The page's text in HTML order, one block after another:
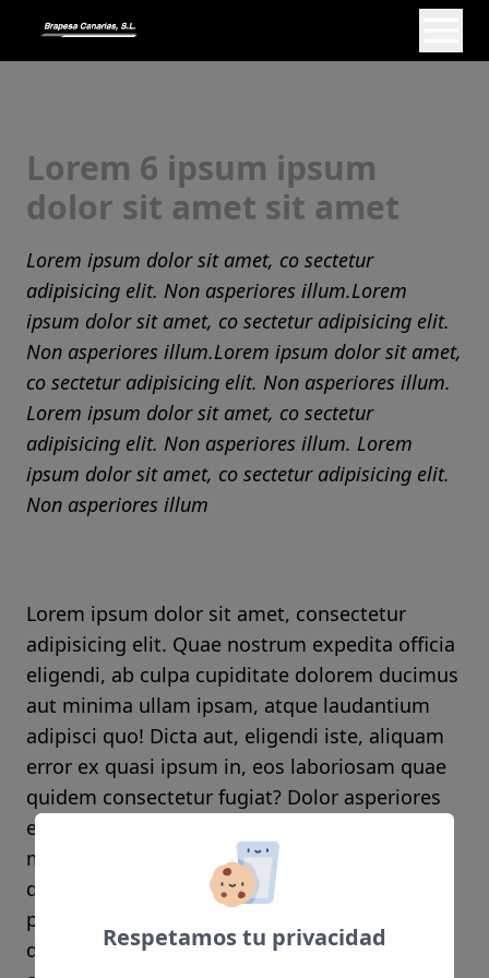
Lorem 6 ipsum ipsum
dolor sit amet sit amet
Lorem ipsum dolor sit amet, co sectetur
adipisicing elit. Non asperiores illum.Lorem
ipsum dolor sit amet, co sectetur adipisicing elit.
Non asperiores illum.Lorem ipsum dolor sit amet,
co sectetur adipisicing elit. Non asperiores illum.
Lorem ipsum dolor sit amet, co sectetur
adipisicing elit. Non asperiores illum. Lorem
ipsum dolor sit amet, co sectetur adipisicing elit.
Non asperiores illum
Lorem ipsum dolor sit amet, consectetur
adipisicing elit. Quae nostrum expedita officia
eligendi, ab culpa cupiditate dolorem ducimus
aut minima ullam ipsam, atque laudantium
adipisci quo! Dicta aut, eligendi iste, aliquam
error ex quasi ipsum in, eos laboriosam quae
quidem consectetur fugiat? Dolor asperiores
ea at molestias reprehenderit sunt ad vitae a
minus id nam necessitatibus voluptates
dolorem omnis corporis facere cupiditate,
porro facilis earum non. Repellat rerum
deleniti vero ut fugiat provident nam nulla
Respetamos tu privacidad